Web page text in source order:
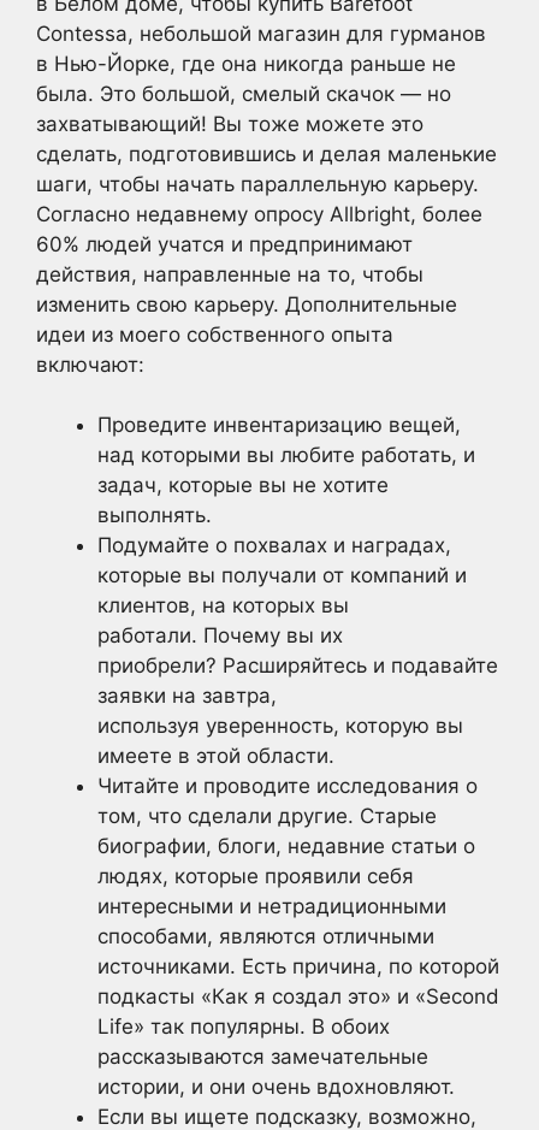
Contessa, небольшой магазин для гурманов
в Нью-Йорке, где она никогда раньше не
была. Это большой, смелый скачок — но
захватывающий! Вы тоже можете это
сделать, подготовившись и делая маленькие
шаги, чтобы начать параллельную карьеру.
Согласно недавнему опросу Allbright, более
60% людей учатся и предпринимают
действия, направленные на то, чтобы
изменить свою карьеру. Дополнительные
идеи из моего собственного опыта
включают:
Проведите инвентаризацию вещей,
над которыми вы любите работать, и
задач, которые вы не хотите
выполнять.
Подумайте о похвалах и наградах,
которые вы получали от компаний и
клиентов, на которых вы
работали. Почему вы их
приобрели? Расширяйтесь и подавайте
заявки на завтра,
используя уверенность, которую вы
имеете в этой области.
Читайте и проводите исследования о
том, что сделали другие. Старые
биографии, блоги, недавние статьи о
людях, которые проявили себя
интересными и нетрадиционными
способами, являются отличными
источниками. Есть причина, по которой
подкасты «Как я создал это» и «Second
Life» так популярны. В обоих
рассказываются замечательные
истории, и они очень вдохновляют.
Если вы ищете подсказку, возможно,